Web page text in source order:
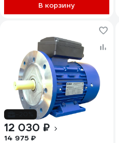
В корзину
12 030 ₽
14 975 ₽